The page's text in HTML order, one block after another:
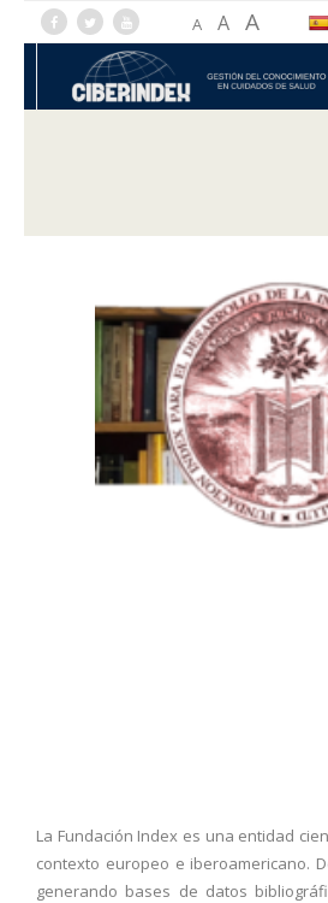
A A A
La Fundación Index es una entidad
contexto europeo e iberoamericano.
generando bases de datos